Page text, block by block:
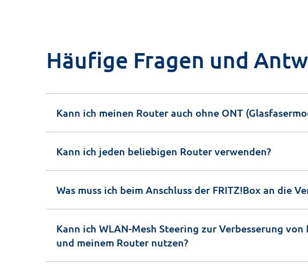
Häufige Fragen und
Kann ich meinen Router auch ohne ONT
Kann ich jeden beliebigen Router verwenden?
Was muss ich beim Anschluss der FRITZ!Box an die
Kann ich WLAN-Mesh Steering zur Verbesserung
und meinem Router nutzen?